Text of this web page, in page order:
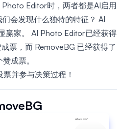
Editor时，两者都是AI启用
会发现什么独特的特征？ AI
赢家。 AI Photo Editor已经获得
票，而 RemoveBG 已经获得了
赞成票。
并参与决策过程！